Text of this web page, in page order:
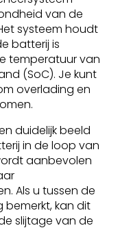
van de
systeem houdt
batterij is
temperatuur van
(SoC). Je kunt
overlading en
duidelijk beeld
in de loop van
aanbevolen
Als u tussen de
bemerkt, kan dit
slijtage van de